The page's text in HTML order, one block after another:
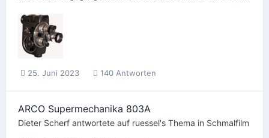
25. Juni 2023 140 Antworten
ARCO Supermechanika 803A
Dieter Scherf antwortete auf ruessel's Thema in Schmalfilm